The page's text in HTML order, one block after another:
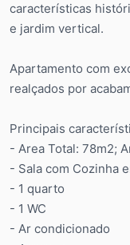
características
e jardim vertical.
Apartamento com
realçados por
Principais
- Area Total: 78m2;
- Sala com Cozinha
- 1 quarto
- 1 WC
- Ar condicionado